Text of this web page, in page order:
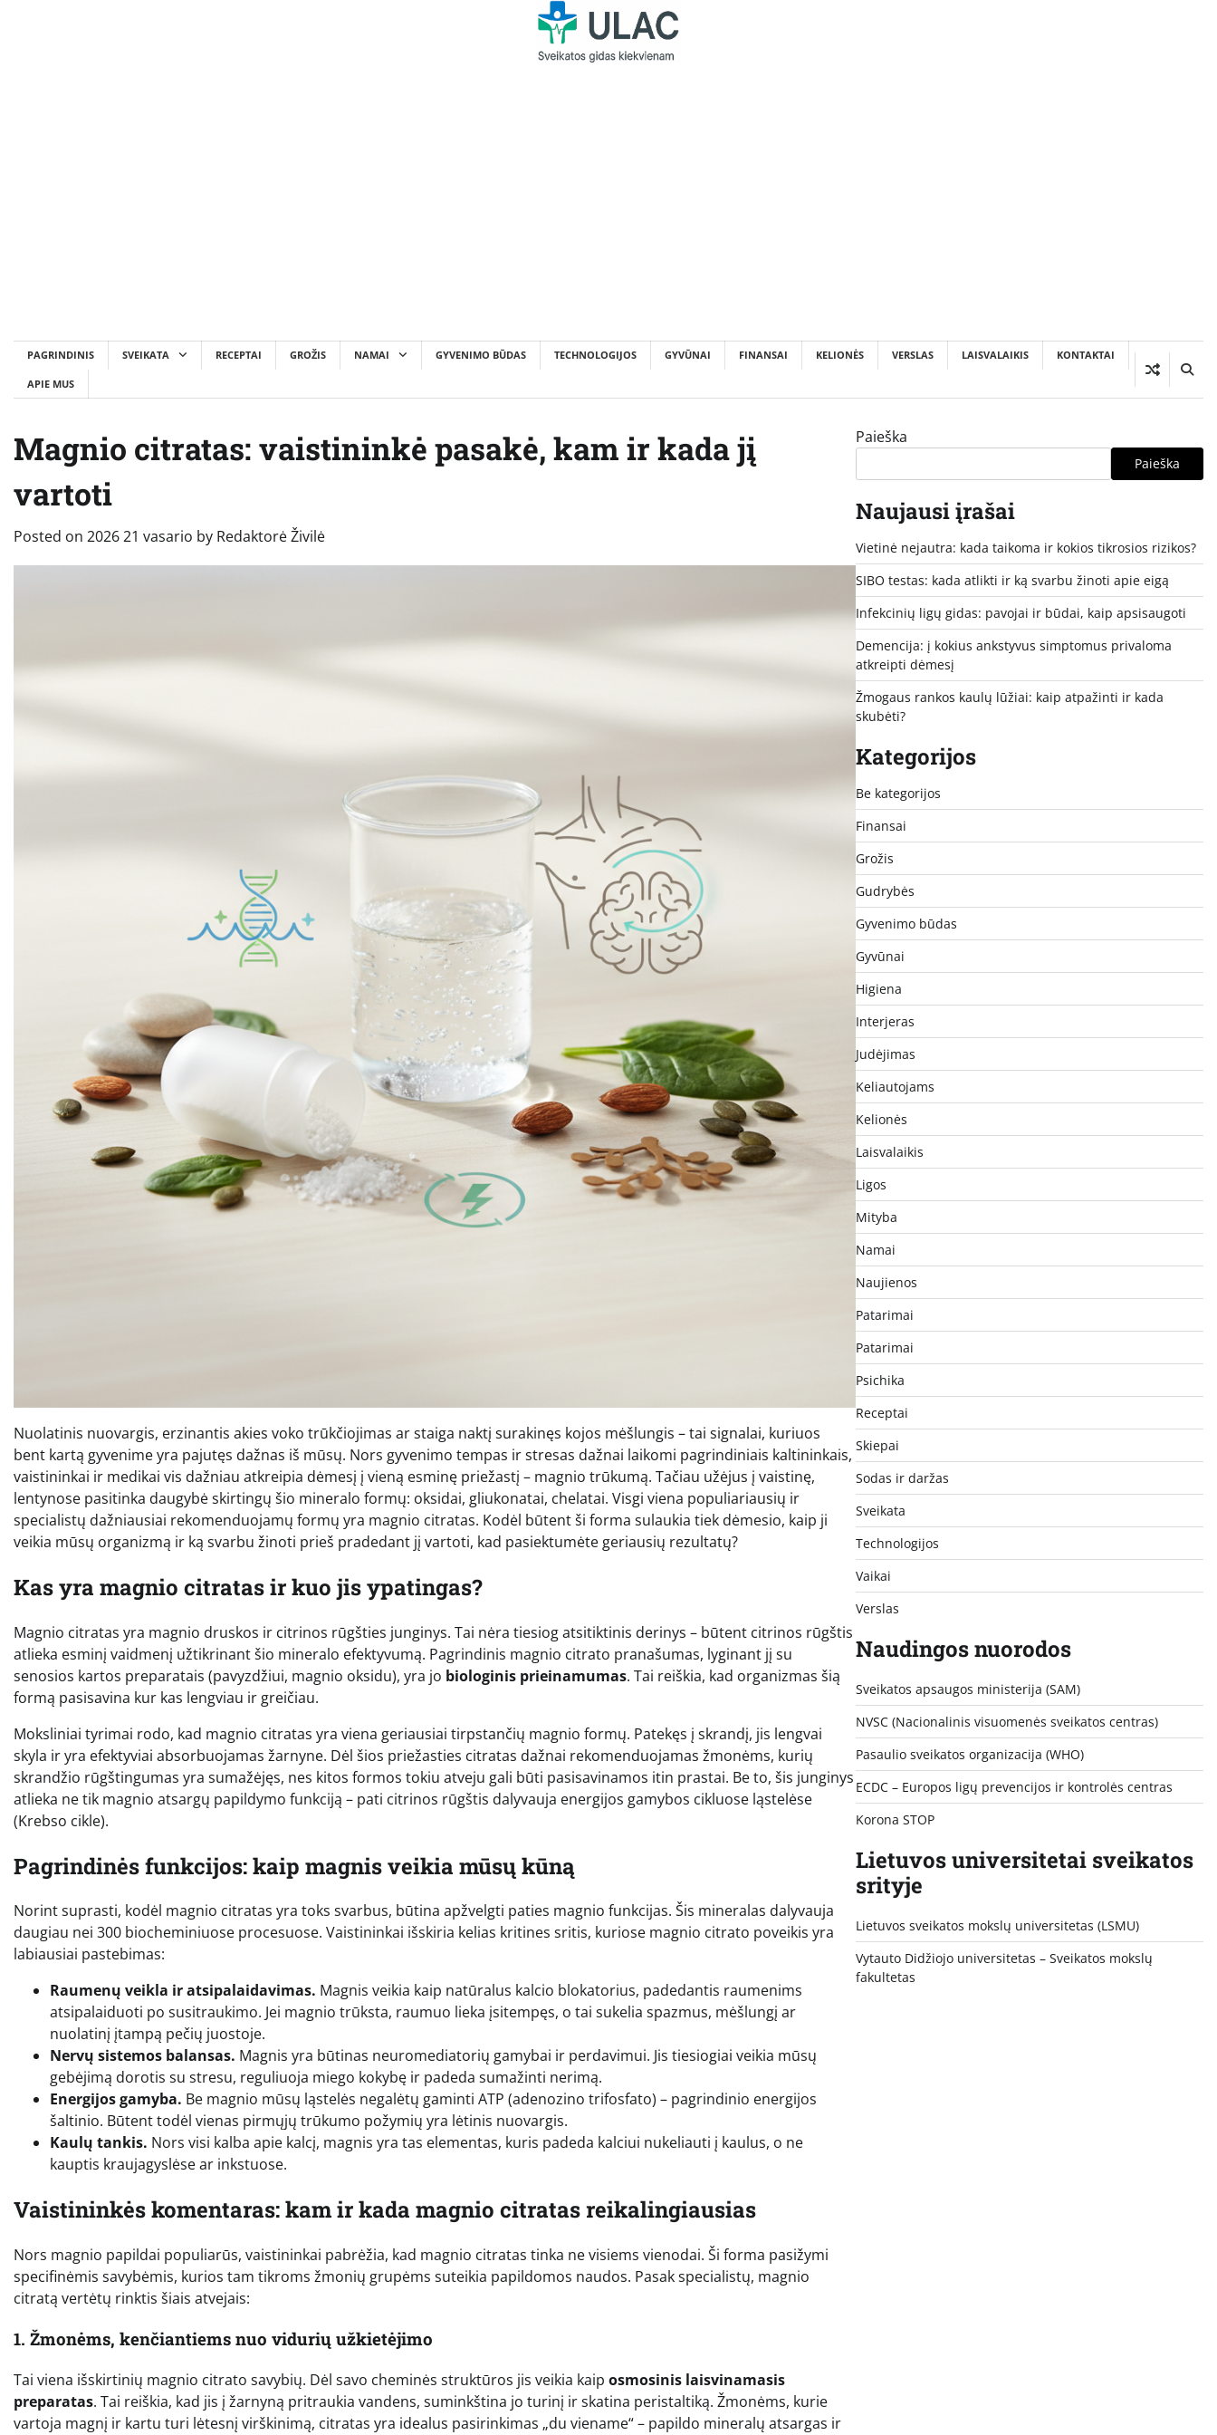
PAGRINDINIS SVEIKATA RECEPTAI GROŽIS NAMAI GYVENIMO BŪDAS TECHNOLOGIJOS GYVŪNAI FINANSAI KELIONĖS VERSLAS LAISVALAIKIS KONTAKTAI
APIE MUS
Magnio citratas: vaistininkė pasakė, kam ir kada jį
vartoti
Posted on 2026 21 vasario by Redaktorė Živilė
Nuolatinis nuovargis, erzinantis akies voko trūkčiojimas ar staiga naktį surakinęs kojos mėšlungis – tai signalai, kuriuos
bent kartą gyvenime yra pajutęs dažnas iš mūsų. Nors gyvenimo tempas ir stresas dažnai laikomi pagrindiniais kaltininkais,
vaistininkai ir medikai vis dažniau atkreipia dėmesį į vieną esminę priežastį – magnio trūkumą. Tačiau užėjus į vaistinę,
lentynose pasitinka daugybė skirtingų šio mineralo formų: oksidai, gliukonatai, chelatai. Visgi viena populiariausių ir
specialistų dažniausiai rekomenduojamų formų yra magnio citratas. Kodėl būtent ši forma sulaukia tiek dėmesio, kaip ji
veikia mūsų organizmą ir ką svarbu žinoti prieš pradedant jį vartoti, kad pasiektumėte geriausių rezultatų?
Kas yra magnio citratas ir kuo jis ypatingas?
Magnio citratas yra magnio druskos ir citrinos rūgšties junginys. Tai nėra tiesiog atsitiktinis derinys – būtent citrinos rūgštis
atlieka esminį vaidmenį užtikrinant šio mineralo efektyvumą. Pagrindinis magnio citrato pranašumas, lyginant jį su
senosios kartos preparatais (pavyzdžiui, magnio oksidu), yra jo biologinis prieinamumas. Tai reiškia, kad organizmas šią
formą pasisavina kur kas lengviau ir greičiau.
Moksliniai tyrimai rodo, kad magnio citratas yra viena geriausiai tirpstančių magnio formų. Patekęs į skrandį, jis lengvai
skyla ir yra efektyviai absorbuojamas žarnyne. Dėl šios priežasties citratas dažnai rekomenduojamas žmonėms, kurių
skrandžio rūgštingumas yra sumažėjęs, nes kitos formos tokiu atveju gali būti pasisavinamos itin prastai. Be to, šis junginys
atlieka ne tik magnio atsargų papildymo funkciją – pati citrinos rūgštis dalyvauja energijos gamybos cikluose ląstelėse
(Krebso cikle).
Pagrindinės funkcijos: kaip magnis veikia mūsų kūną
Norint suprasti, kodėl magnio citratas yra toks svarbus, būtina apžvelgti paties magnio funkcijas. Šis mineralas dalyvauja
daugiau nei 300 biocheminiuose procesuose. Vaistininkai išskiria kelias kritines sritis, kuriose magnio citrato poveikis yra
labiausiai pastebimas:
Raumenų veikla ir atsipalaidavimas. Magnis veikia kaip natūralus kalcio blokatorius, padedantis raumenims
atsipalaiduoti po susitraukimo. Jei magnio trūksta, raumuo lieka įsitempęs, o tai sukelia spazmus, mėšlungį ar
nuolatinį įtampą pečių juostoje.
Nervų sistemos balansas. Magnis yra būtinas neuromediatorių gamybai ir perdavimui. Jis tiesiogiai veikia mūsų
gebėjimą dorotis su stresu, reguliuoja miego kokybę ir padeda sumažinti nerimą.
Energijos gamyba. Be magnio mūsų ląstelės negalėtų gaminti ATP (adenozino trifosfato) – pagrindinio energijos
šaltinio. Būtent todėl vienas pirmųjų trūkumo požymių yra lėtinis nuovargis.
Kaulų tankis. Nors visi kalba apie kalcį, magnis yra tas elementas, kuris padeda kalciui nukeliauti į kaulus, o ne
kauptis kraujagyslėse ar inkstuose.
Vaistininkės komentaras: kam ir kada magnio citratas reikalingiausias
Nors magnio papildai populiarūs, vaistininkai pabrėžia, kad magnio citratas tinka ne visiems vienodai. Ši forma pasižymi
specifinėmis savybėmis, kurios tam tikroms žmonių grupėms suteikia papildomos naudos. Pasak specialistų, magnio
citratą vertėtų rinktis šiais atvejais:
1. Žmonėms, kenčiantiems nuo vidurių užkietėjimo
Tai viena išskirtinių magnio citrato savybių. Dėl savo cheminės struktūros jis veikia kaip osmosinis laisvinamasis
preparatas. Tai reiškia, kad jis į žarnyną pritraukia vandens, suminkština jo turinį ir skatina peristaltiką. Žmonėms, kurie
vartoja magnį ir kartu turi lėtesnį virškinimą, citratas yra idealus pasirinkimas „du viename“ – papildo mineralų atsargas ir
Paieška
Paieška
Naujausi įrašai
Vietinė nejautra: kada taikoma ir kokios tikrosios rizikos?
SIBO testas: kada atlikti ir ką svarbu žinoti apie eigą
Infekcinių ligų gidas: pavojai ir būdai, kaip apsisaugoti
Demencija: į kokius ankstyvus simptomus privaloma
atkreipti dėmesį
Žmogaus rankos kaulų lūžiai: kaip atpažinti ir kada
skubėti?
Kategorijos
Be kategorijos
Finansai
Grožis
Gudrybės
Gyvenimo būdas
Gyvūnai
Higiena
Interjeras
Judėjimas
Keliautojams
Kelionės
Laisvalaikis
Ligos
Mityba
Namai
Naujienos
Patarimai
Patarimai
Psichika
Receptai
Skiepai
Sodas ir daržas
Sveikata
Technologijos
Vaikai
Verslas
Naudingos nuorodos
Sveikatos apsaugos ministerija (SAM)
NVSC (Nacionalinis visuomenės sveikatos centras)
Pasaulio sveikatos organizacija (WHO)
ECDC – Europos ligų prevencijos ir kontrolės centras
Korona STOP
Lietuvos universitetai sveikatos
srityje
Lietuvos sveikatos mokslų universitetas (LSMU)
Vytauto Didžiojo universitetas – Sveikatos mokslų
fakultetas